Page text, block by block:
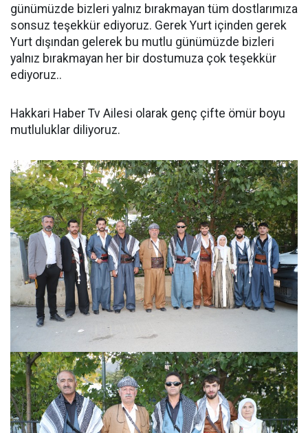
günümüzde bizleri yalnız bırakmayan tüm dostlarımıza
sonsuz teşekkür ediyoruz. Gerek Yurt içinden gerek
Yurt dışından gelerek bu mutlu günümüzde bizleri
yalnız bırakmayan her bir dostumuza çok teşekkür
ediyoruz..
Hakkari Haber Tv Ailesi olarak genç çifte ömür boyu
mutluluklar diliyoruz.